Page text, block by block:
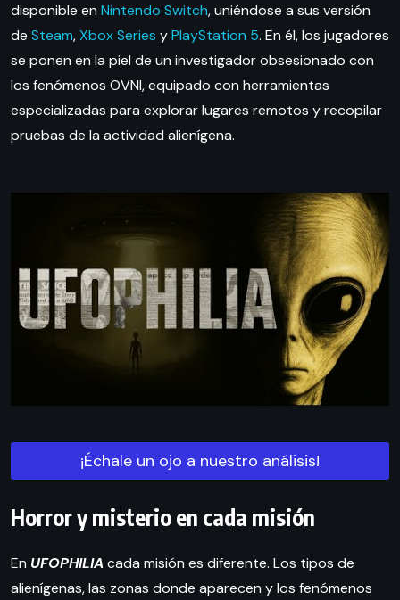
disponible en Nintendo Switch, uniéndose a sus versión
de Steam,Xbox Series yPlayStation 5. En él, los jugadores
se ponen en la piel de un investigador obsesionado con
los fenómenos OVNI, equipado con herramientas
especializadas para explorar lugares remotos y recopilar
pruebas de la actividad alienígena.
¡Échale un ojo a nuestro análisis!
Horror y misterio en cada misión
En UFOPHILIAcada misión es diferente. Los tipos de
alienígenas, las zonas donde aparecen y los fenómenos